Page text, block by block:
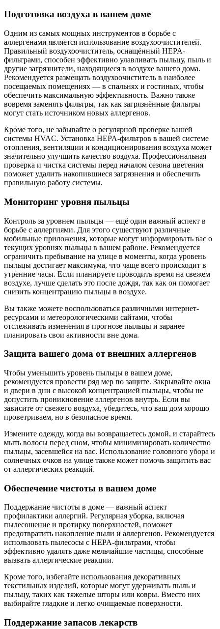
Подготовка воздуха в вашем доме
Одним из самых мощных инструментов в борьбе с
аллергенами является использование воздухоочистителей.
Правильный воздухоочиститель, оснащённый HEPA-
фильтрами, способен эффективно улавливать пыльцу, пыль и
другие загрязнители, находящиеся в воздухе вашего дома.
Рекомендуется размещать воздухоочиститель в наиболее
посещаемых помещениях — в спальнях и гостиных, чтобы
обеспечить максимальную эффективность. Важно также
вовремя заменять фильтры, так как загрязнённые фильтры
могут стать источником новых аллергенов.
Кроме того, не забывайте о регулярной проверке вашей
системы HVAC. Установка HEPA-фильтров в вашей системе
отопления, вентиляции и кондиционирования воздуха может
значительно улучшить качество воздуха. Профессиональная
проверка и чистка системы перед началом сезона цветения
поможет удалить накопившиеся загрязнения и обеспечить
правильную работу системы.
Мониторинг уровня пыльцы
Контроль за уровнем пыльцы — ещё один важный аспект в
борьбе с аллергиями. Для этого существуют различные
мобильные приложения, которые могут информировать вас о
текущих уровнях пыльцы в вашем районе. Рекомендуется
ограничить пребывание на улице в моменты, когда уровень
пыльцы достигает максимума, что чаще всего происходит в
утренние часы. Если планируете проводить время на свежем
воздухе, лучше сделать это после дождя, так как он помогает
снизить концентрацию пыльцы в воздухе.
Вы также можете воспользоваться различными интернет-
ресурсами и метеорологическими сайтами, чтобы
отслеживать изменения в прогнозе пыльцы и заранее
планировать свои активности вне дома.
Защита вашего дома от внешних аллергенов
Чтобы уменьшить уровень пыльцы в вашем доме,
рекомендуется провести ряд мер по защите. Закрывайте окна
и двери в дни с высокой концентрацией пыльцы, чтобы не
допустить проникновение аллергенов внутрь. Если вы
зависите от свежего воздуха, убедитесь, что ваш дом хорошо
проветриваем, но в безопасное время.
Измените одежду, когда вы возвращаетесь домой, и старайтесь
мыть волосы перед сном, чтобы минимизировать количество
пыльцы, засевшейся на вас. Использование головного убора и
солнечных очков на улице также может помочь защитить вас
от аллергических реакций.
Обеспечение чистоты в вашем доме
Поддержание чистоты в доме — важный аспект
профилактики аллергий. Регулярная уборка, включая
пылесошение и протирку поверхностей, поможет
предотвратить накопление пыли и аллергенов. Рекомендуется
использовать пылесосы с HEPA-фильтрами, чтобы
эффективно удалять даже мельчайшие частицы, способные
вызвать аллергические реакции.
Кроме того, избегайте использования декоративных
текстильных изделий, которые могут удерживать пыль и
пыльцу, таких как тяжелые шторы или ковры. Вместо них
выбирайте гладкие и легко очищаемые поверхности.
Поддержание запасов лекарств